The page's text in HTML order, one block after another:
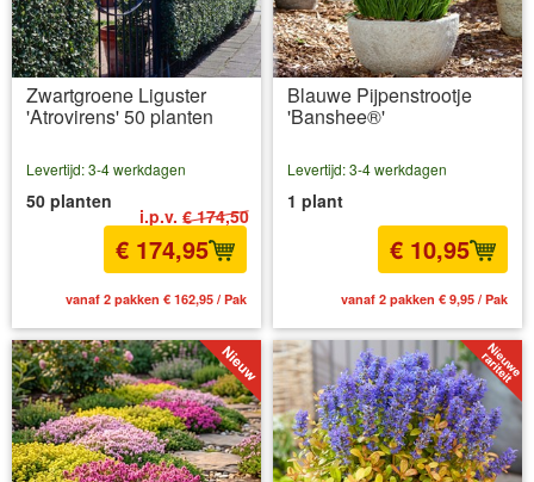
Zwartgroene Liguster
'Atrovirens' 50 planten
i.p.v. € 174,50
Levertijd: 3-4 werkdagen
50 planten
€ 174,95
vanaf 2 pakken € 162,95 / Pak
Blauwe Pijpenstrootje
'Banshee®'
Levertijd: 3-4 werkdagen
1 plant
€ 10,95
vanaf 2 pakken € 9,95 / Pak